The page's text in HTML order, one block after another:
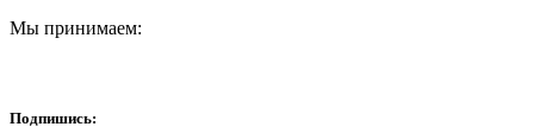
Мы принимаем:
Подпишись: